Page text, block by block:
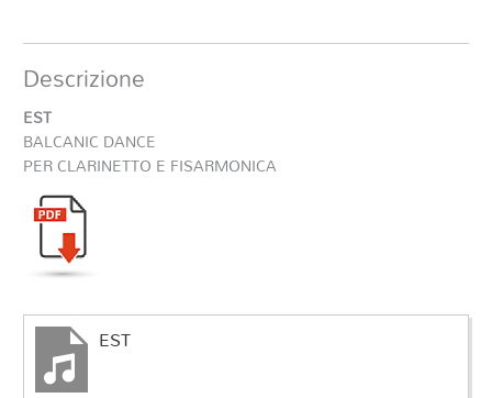
Descrizione
EST
BALCANIC DANCE
PER CLARINETTO E FISARMONICA
EST